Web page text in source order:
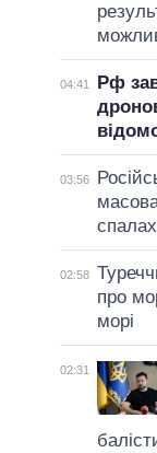
04:41
Рф
03:56
02:58
про
морі
02:31